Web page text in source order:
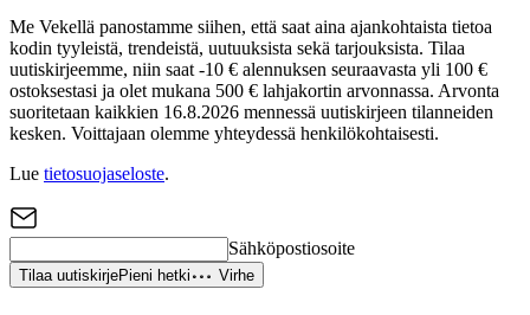
Me Vekellä panostamme siihen, että saat aina ajankohtaista tietoa
kodin tyyleistä, trendeistä, uutuuksista sekä tarjouksista. Tilaa
uutiskirjeemme, niin saat -10 € alennuksen seuraavasta yli 100 €
ostoksestasi ja olet mukana 500 € lahjakortin arvonnassa. Arvonta
suoritetaan kaikkien 16.8.2026 mennessä uutiskirjeen tilanneiden
kesken. Voittajaan olemme yhteydessä henkilökohtaisesti.
Lue tietosuojaseloste.
Sähköpostiosoite
Tilaa uutiskirjePieni hetki Virhe